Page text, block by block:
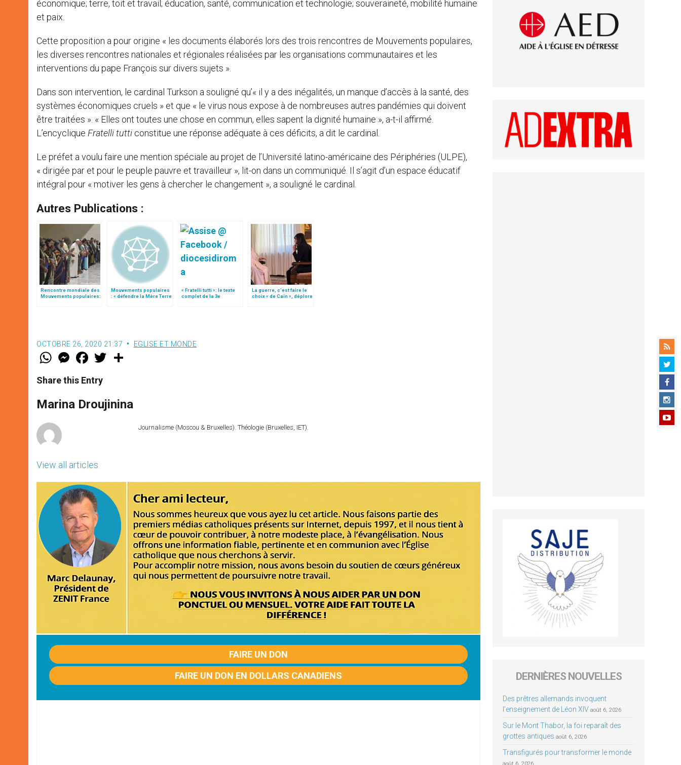
économique; terre, toit et travail; éducation, santé, communication et technologie; souveraineté, mobilité humaine
et paix.
Cette proposition a pour origine « les documents élaborés lors des trois rencontres de Mouvements populaires,
les diverses rencontres nationales et régionales réalisées par les organisations communautaires et les
interventions du pape François sur divers sujets ».
Dans son intervention, le cardinal Turkson a souligné qu’« il y a des inégalités, un manque d’accès à la santé, des
systèmes économiques cruels » et que « le virus nous expose à de nombreuses autres pandémies qui doivent
être traitées ». « Elles ont toutes une chose en commun, elles sapent la dignité humaine », a-t-il affirmé.
L’encyclique Fratelli tutti constitue une réponse adéquate à ces déficits, a dit le cardinal.
Le préfet a voulu faire une mention spéciale au projet de l’Université latino-américaine des Périphéries (ULPE),
« dirigée par et pour le peuple pauvre et travailleur », lit-on dans un communiqué. Il s’agit d’un espace éducatif
intégral pour « motiver les gens à chercher le changement », a souligné le cardinal.
Autres Publications :
Rencontre mondiale des
Mouvements populaires:
Mouvements populaires
: « défendre la Mère Terre
« Fratelli tutti »: le texte
complet de la 3e
La guerre, c’est faire le
choix « de Caïn », déplore
OCTOBRE 26, 2020 21:37 EGLISE ET MONDE
W
t
s
p
p
M
e
s
e
g
e
F
a
e
b
o
k
w
r
Share this Entry
Marina Droujinina
View all articles
Journalisme (Moscou & Bruxelles). Théologie (Bruxelles, IET).
FAIRE UN DON
FAIRE UN DON EN DOLLARS CANADIENS
DERNIÈRES NOUVELLES
Des prêtres allemands invoquent
l’enseignement de Léon XIV août 6, 2026
Sur le Mont Thabor, la foi reparaît des
grottes antiques août 6, 2026
Transfigurés pour transformer le monde